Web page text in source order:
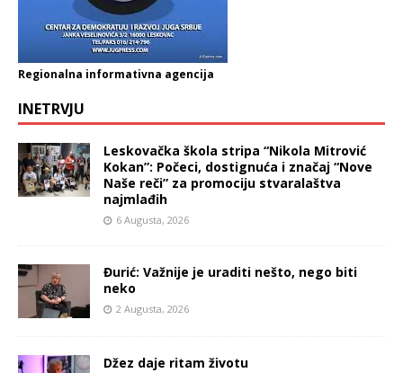
Regionalna informativna agencija
INETRVJU
Leskovačka škola stripa “Nikola Mitrović
Kokan”: Počeci, dostignuća i značaj “Nove
Naše reči” za promociju stvaralaštva
najmlađih
6 Augusta, 2026
Đurić: Važnije je uraditi nešto, nego biti
neko
2 Augusta, 2026
Džez daje ritam životu